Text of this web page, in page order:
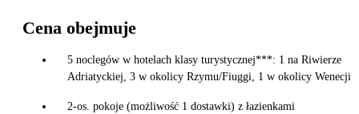
Cena obejmuje
5 noclegów w hotelach klasy turystycznej***: 1 na Riwierze
Adriatyckiej, 3 w okolicy Rzymu/Fiuggi, 1 w okolicy Wenecji
2-os. pokoje (możliwość 1 dostawki) z łazienkami